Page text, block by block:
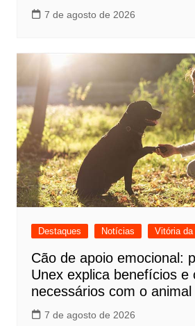
7 de agosto de 2026
Destaques Notícias Vitória
Cão de apoio emocional:
Unex explica benefícios e
necessários com o animal
7 de agosto de 2026